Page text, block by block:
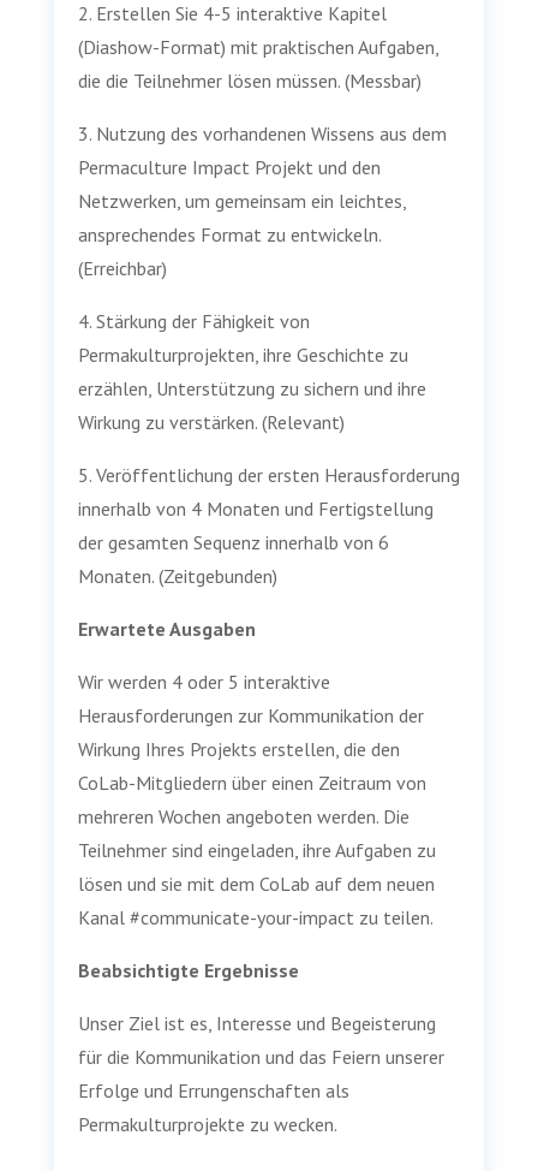
2. Erstellen Sie 4-5 interaktive Kapitel
(Diashow-Format) mit praktischen Aufgaben,
die die Teilnehmer lösen müssen. (Messbar)
3. Nutzung des vorhandenen Wissens aus dem
Permaculture Impact Projekt und den
Netzwerken, um gemeinsam ein leichtes,
ansprechendes Format zu entwickeln.
(Erreichbar)
4. Stärkung der Fähigkeit von
Permakulturprojekten, ihre Geschichte zu
erzählen, Unterstützung zu sichern und ihre
Wirkung zu verstärken. (Relevant)
5. Veröffentlichung der ersten Herausforderung
innerhalb von 4 Monaten und Fertigstellung
der gesamten Sequenz innerhalb von 6
Monaten. (Zeitgebunden)
Erwartete Ausgaben
Wir werden 4 oder 5 interaktive
Herausforderungen zur Kommunikation der
Wirkung Ihres Projekts erstellen, die den
CoLab-Mitgliedern über einen Zeitraum von
mehreren Wochen angeboten werden. Die
Teilnehmer sind eingeladen, ihre Aufgaben zu
lösen und sie mit dem CoLab auf dem neuen
Kanal #communicate-your-impact zu teilen.
Beabsichtigte Ergebnisse
Unser Ziel ist es, Interesse und Begeisterung
für die Kommunikation und das Feiern unserer
Erfolge und Errungenschaften als
Permakulturprojekte zu wecken.